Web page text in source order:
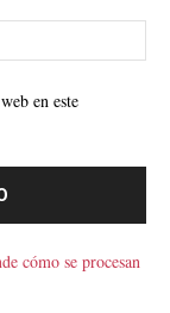
en este
cómo se procesan